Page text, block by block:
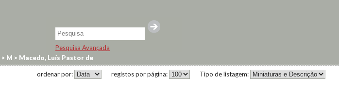
Pesquisa Avançada
> M > Macedo, Luís Pastor de
Tipo de listagem:
registos por página:
ordenar por: